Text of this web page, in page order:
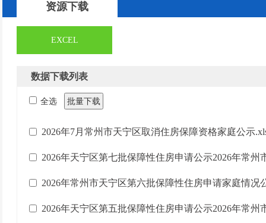
资源下载
EXCEL
数据下载列表
全选 批量下载
2026年7月常州市天宁区取消住房保障资格家庭公示
2026年天宁区第七批保障性住房申请公示2026年常
2026年常州市天宁区第六批保障性住房申请家庭情况
2026年天宁区第五批保障性住房申请公示2026年常